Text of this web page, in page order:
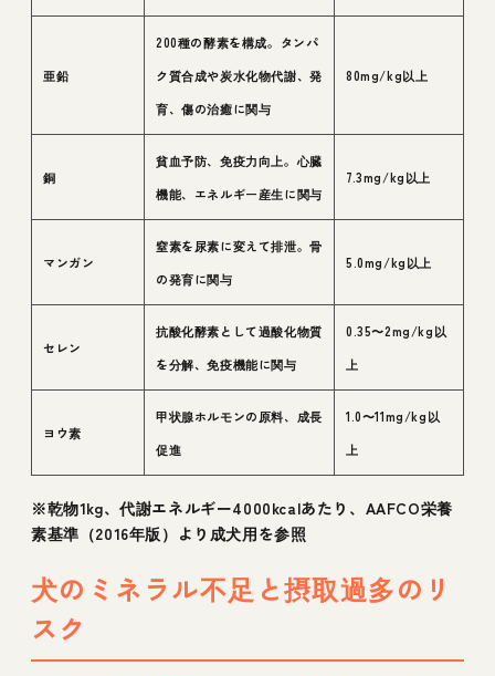
亜鉛
200種の酵素を構成。タンパ
ク質合成や炭水化物代謝、発
育、傷の治癒に関与
80mg/kg以上
銅
貧血予防、免疫力向上。心臓
機能、エネルギー産生に関与
7.3mg/kg以上
マンガン
窒素を尿素に変えて排泄。骨
の発育に関与
5.0mg/kg以上
セレン
抗酸化酵素として過酸化物質
を分解、免疫機能に関与
0.35〜2mg/kg以
上
ヨウ素
甲状腺ホルモンの原料、成長
促進
1.0〜11mg/kg以
上
※乾物1kg、代謝エネルギー4000kcalあたり、AAFCO栄養
素基準（2016年版）より成犬用を参照
犬のミネラル不足と摂取過多のリ
スク